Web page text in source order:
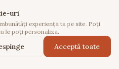
uri
experiența ta pe site. Poți
le poți personaliza.
Acceptă toate